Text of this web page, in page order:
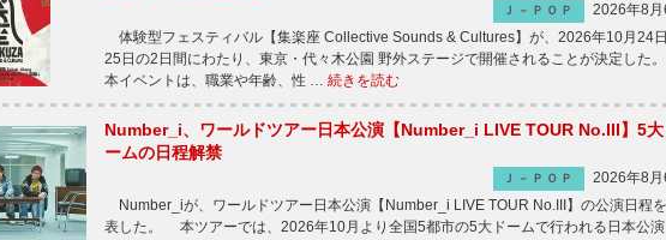
Ｊ－ＰＯＰ
2026年8月
体験型フェスティバル【集楽座 Collective Sounds & Cultures】が、2026年10月24日
25日の2日間にわたり、東京・代々木公園 野外ステージで開催されることが決定した
本イベントは、職業や年齢、性 … 続きを読む
Number_i、ワールドツアー日本公演【Number_i LIVE TOUR No.III】5大
ームの日程解禁
Ｊ－ＰＯＰ
2026年8月
Number_iが、ワールドツアー日本公演【Number_i LIVE TOUR No.III】の公演日程
表した。 本ツアーでは、2026年10月より全国5都市の5大ドームで行われる日本公演